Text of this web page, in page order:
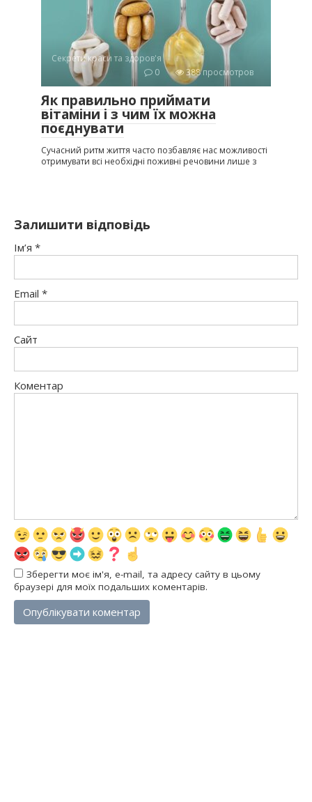
Секрети краси та здоров'я
0
388 просмотров
Як правильно приймати
вітаміни і з чим їх можна
поєднувати
Сучасний ритм життя часто позбавляє нас можливості
отримувати всі необхідні поживні речовини лише з
Залишити відповідь
Ім’я *
Email *
Сайт
Коментар
Зберегти моє ім'я, e-mail, та адресу сайту в цьому
браузері для моїх подальших коментарів.